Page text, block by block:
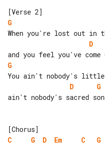
G
D
G
D
G
ain't nobody's sacred son
C
G D Em C G